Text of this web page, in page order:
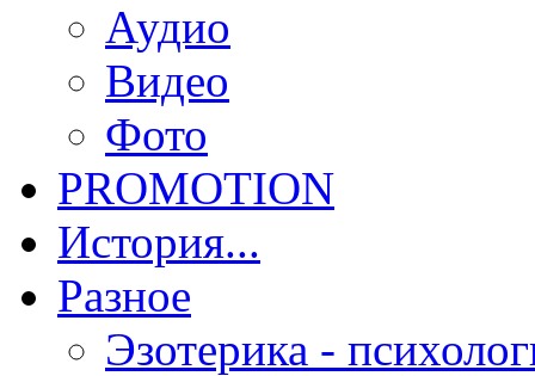
Аудио
Видео
Фото
PROMOTION
История...
Разное
Эзотерика -